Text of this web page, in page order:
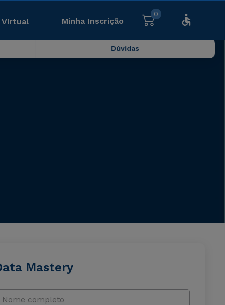
Virtual Minha Inscrição
0
Dúvidas
Mastery
Nome completo